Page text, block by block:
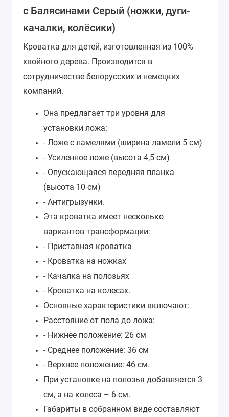
с Балясинами Серый (ножки, дуги-
качалки, колёсики)
Кроватка для детей, изготовленная из 100%
хвойного дерева. Производится в
сотрудничестве белорусских и немецких
компаний.
Она предлагает три уровня для
установки ложа:
- Ложе с ламелями (ширина ламели 5 см)
- Усиленное ложе (высота 4,5 см)
- Опускающаяся передняя планка
(высота 10 см)
- Антигрызунки.
Эта кроватка имеет несколько
вариантов трансформации:
- Приставная кроватка
- Кроватка на ножках
- Качалка на полозьях
- Кроватка на колесах.
Основные характеристики включают:
Расстояние от пола до ложа:
- Нижнее положение: 26 см
- Среднее положение: 36 см
- Верхнее положение: 46 см.
При установке на полозья добавляется 3
см, а на колеса – 6 см.
Габариты в собранном виде составляют